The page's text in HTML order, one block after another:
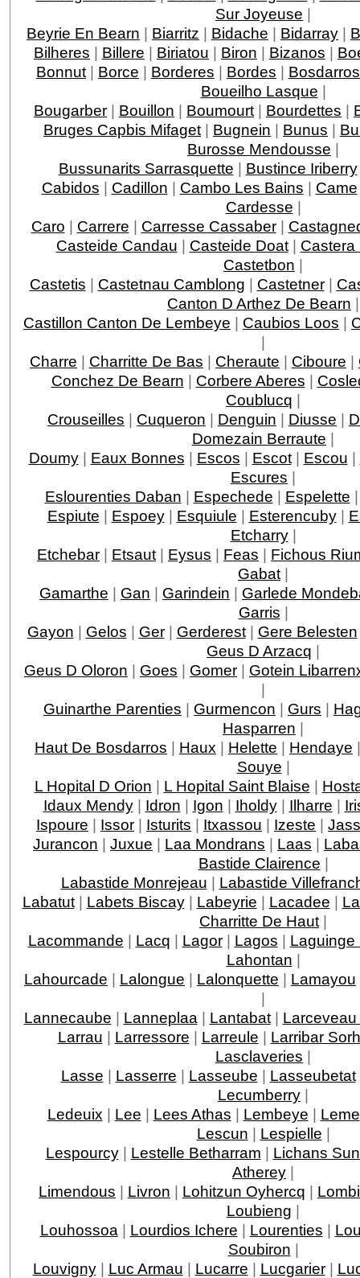
Sur Joyeuse |
Beyrie En Bearn | Biarritz | Bidache | Bidarray |
Bilheres | Billere | Biriatou | Biron | Bizanos |
Bonnut | Borce | Borderes | Bordes | Bosdarros
Boueilho Lasque |
Bougarber | Bouillon | Boumourt | Bourdettes |
Bruges Capbis Mifaget | Bugnein | Bunus |
Burosse Mendousse |
Bussunarits Sarrasquette | Bustince Iriberry
Cabidos | Cadillon | Cambo Les Bains | Came
Cardesse |
Caro | Carrere | Carresse Cassaber|
Casteide Candau | Casteide Doat| Castera
Castetbon |
Castetis | Castetnau Camblong | Castetner|
Canton D Arthez De Bearn |
Castillon Canton De Lembeye | Caubios Loos |
|
Charre | Charritte De Bas | Cheraute | Ciboure |
Conchez De Bearn | Corbere Aberes |
Coublucq |
Crouseilles | Cuqueron | Denguin | Diusse |
Domezain Berraute |
Doumy| Eaux Bonnes | Escos | Escot| Escou |
Escures |
Eslourenties Daban | Espechede | Espelette
Espiute | Espoey| Esquiule | Esterencuby|
Etcharry|
Etchebar | Etsaut | Eysus | Feas | Fichous
Gabat |
Gamarthe | Gan | Garindein | Garlede
Garris |
Gayon | Gelos | Ger| Gerderest| Gere Belesten
Geus D Arzacq |
Geus D Oloron | Goes | Gomer | Gotein
|
Guinarthe Parenties | Gurmencon | Gurs |
Hasparren |
Haut De Bosdarros | Haux | Helette | Hendaye
Souye |
L Hopital D Orion | L Hopital Saint Blaise |
Idaux Mendy| Idron | Igon | Iholdy| Ilharre |
Ispoure | Issor | Isturits | Itxassou | Izeste |
Jurancon | Juxue | Laa Mondrans | Laas |
Bastide Clairence |
Labastide Monrejeau | Labastide
Labatut| Labets Biscay| Labeyrie | Lacadee |
Charritte De Haut |
Lacommande | Lacq | Lagor| Lagos | Laguinge
Lahontan |
Lahourcade | Lalongue | Lalonquette | Lamayou
|
Lannecaube | Lanneplaa | Lantabat| Larceveau
Larrau | Larressore | Larreule | Larribar
Lasclaveries |
Lasse | Lasserre | Lasseube | Lasseubetat
Lecumberry |
Ledeuix | Lee | Lees Athas | Lembeye | Leme
Lescun | Lespielle |
Lespourcy| Lestelle Betharram | Lichans
Atherey |
Limendous | Livron | Lohitzun Oyhercq |
Loubieng |
Louhossoa | Lourdios Ichere | Lourenties |
Soubiron |
Louvigny| Luc Armau | Lucarre | Lucgarier|